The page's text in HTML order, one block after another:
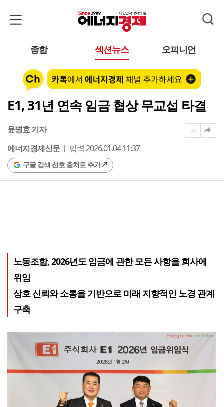
종합 섹션뉴스 오피니언
E1, 31년 연속 임금 협상 무교섭 타결
윤병효 기자
에너지경제신문
입력 2026.01.04 11:37
구글 검색 선호 출처로 추가
가
노동조합, 2026년도 임금에 관한 모든 사항을 회사에
위임
상호 신뢰와 소통을 기반으로 미래 지향적인 노경 관계
구축